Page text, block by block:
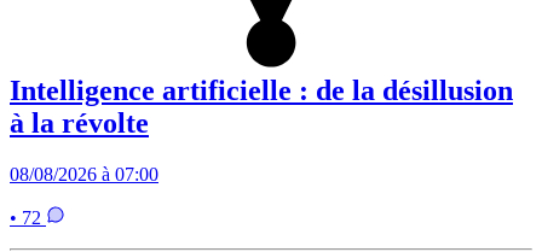
Intelligence artificielle : de la désillusion
à la révolte
08/08/2026 à 07:00
• 72